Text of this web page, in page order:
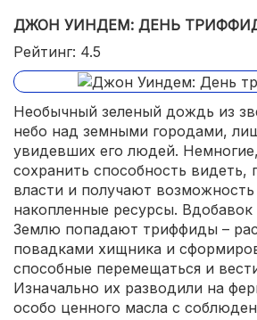
ДЖОН УИНДЕМ: ДЕНЬ
Рейтинг: 4.5
Необычный зеленый дождь из
небо над земными городами,
увидевших его людей.
сохранить способность видеть,
власти и получают
накопленные ресурсы. Вдобавок
Землю попадают триффиды –
повадками хищника и
способные перемещаться и
Изначально их разводили на
особо ценного масла с